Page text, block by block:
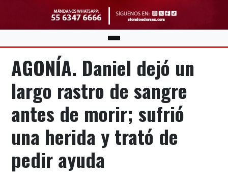
AGONÍA. Daniel dejó un
largo rastro de sangre
antes de morir; sufrió
una herida y trató de
pedir ayuda